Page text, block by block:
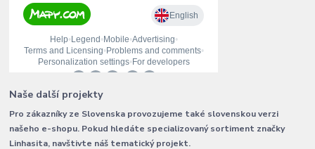
Naše další projekty
Pro zákazníky ze Slovenska provozujeme také slovenskou verzi
našeho e-shopu. Pokud hledáte specializovaný sortiment značky
Linhasita, navštivte náš tematický projekt.